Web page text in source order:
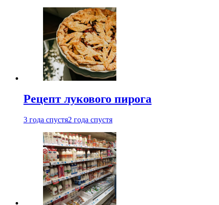
Рецепт лукового пирога
3 года спустя2 года спустя